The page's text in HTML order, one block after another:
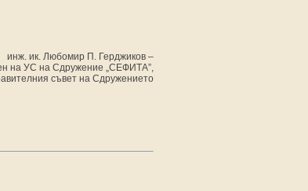
инж. ик. Любомир П. Герджиков –
на УС на Сдружение „СЕФИТА”,
съвет на Сдружението